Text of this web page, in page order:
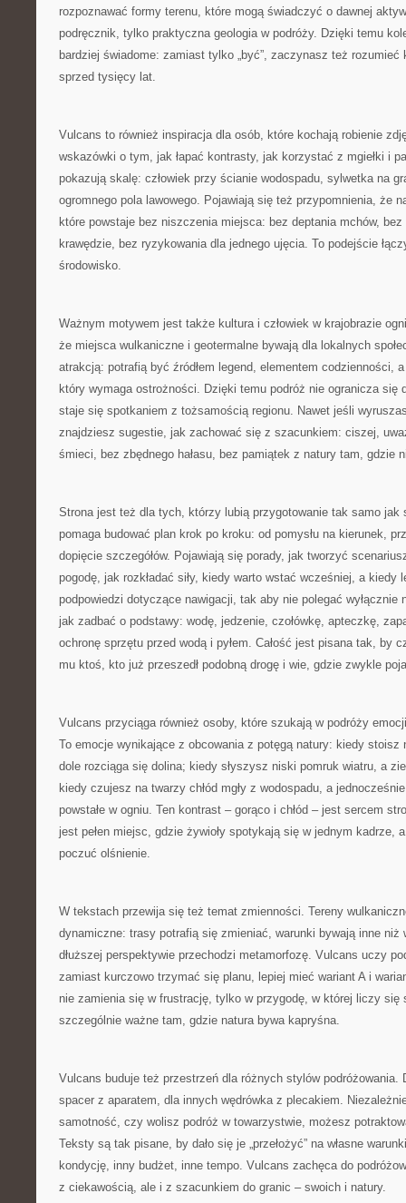
rozpoznawać formy terenu, które mogą świadczyć o dawnej
podręcznik, tylko praktyczna geologia w podróży. Dzięki temu
bardziej świadome: zamiast tylko „być”, zaczynasz też rozumieć
sprzed tysięcy lat.
Vulcans to również inspiracja dla osób, które kochają robienie
wskazówki o tym, jak łapać kontrasty, jak korzystać z mgiełki i
pokazują skalę: człowiek przy ścianie wodospadu, sylwetka na
ogromnego pola lawowego. Pojawiają się też przypomnienia, że
które powstaje bez niszczenia miejsca: bez deptania mchów,
krawędzie, bez ryzykowania dla jednego ujęcia. To podejście
środowisko.
Ważnym motywem jest także kultura i człowiek w krajobrazie
że miejsca wulkaniczne i geotermalne bywają dla lokalnych
atrakcją: potrafią być źródłem legend, elementem codzienności,
który wymaga ostrożności. Dzięki temu podróż nie ogranicza się
staje się spotkaniem z tożsamością regionu. Nawet jeśli
znajdziesz sugestie, jak zachować się z szacunkiem: ciszej,
śmieci, bez zbędnego hałasu, bez pamiątek z natury tam, gdzie
Strona jest też dla tych, którzy lubią przygotowanie tak samo jak
pomaga budować plan krok po kroku: od pomysłu na kierunek,
dopięcie szczegółów. Pojawiają się porady, jak tworzyć
pogodę, jak rozkładać siły, kiedy warto wstać wcześniej, a kiedy
podpowiedzi dotyczące nawigacji, tak aby nie polegać wyłącznie
jak zadbać o podstawy: wodę, jedzenie, czołówkę, apteczkę,
ochronę sprzętu przed wodą i pyłem. Całość jest pisana tak, by
mu ktoś, kto już przeszedł podobną drogę i wie, gdzie zwykle
Vulcans przyciąga również osoby, które szukają w podróży
To emocje wynikające z obcowania z potęgą natury: kiedy stoisz
dole rozciąga się dolina; kiedy słyszysz niski pomruk wiatru, a
kiedy czujesz na twarzy chłód mgły z wodospadu, a
powstałe w ogniu. Ten kontrast – gorąco i chłód – jest sercem
jest pełen miejsc, gdzie żywioły spotykają się w jednym kadrze,
poczuć olśnienie.
W tekstach przewija się też temat zmienności. Tereny
dynamiczne: trasy potrafią się zmieniać, warunki bywają inne niż
dłuższej perspektywie przechodzi metamorfozę. Vulcans uczy
zamiast kurczowo trzymać się planu, lepiej mieć wariant A i
nie zamienia się w frustrację, tylko w przygodę, w której liczy się
szczególnie ważne tam, gdzie natura bywa kapryśna.
Vulcans buduje też przestrzeń dla różnych stylów podróżowania.
spacer z aparatem, dla innych wędrówka z plecakiem.
samotność, czy wolisz podróż w towarzystwie, możesz
Teksty są tak pisane, by dało się je „przełożyć” na własne
kondycję, inny budżet, inne tempo. Vulcans zachęca do
z ciekawością, ale i z szacunkiem do granic – swoich i natury.